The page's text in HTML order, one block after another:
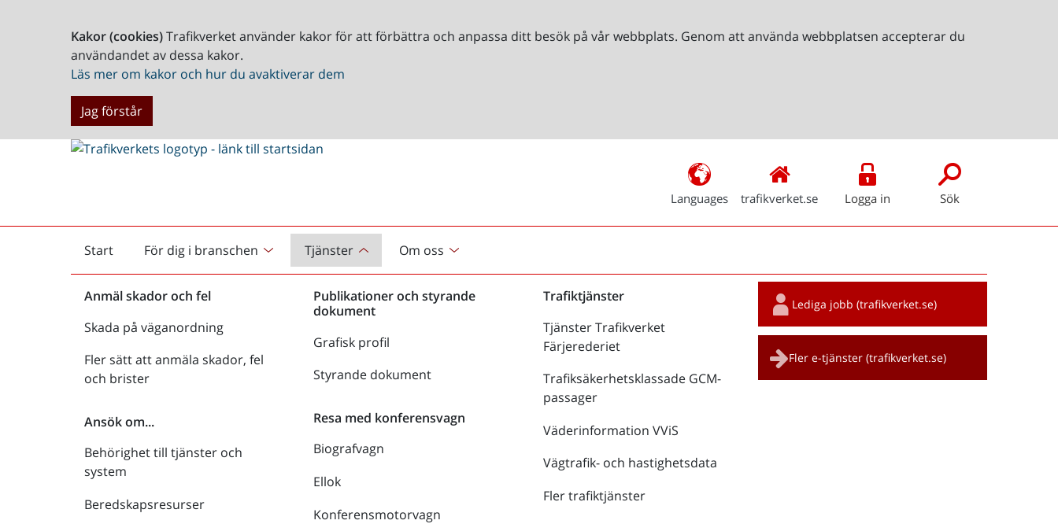
Kakor (cookies)Trafikverket använder kakor för att förbättra och anpassa ditt besök på vår webbplats. Genom att använda webbplatsen accepterar du
användandet av dessa kakor.
Läs mer om kakor och hur du avaktiverar dem
Jag förstår
Languages trafikverket.se Logga in Sök
Start
Startsida För dig i branschen Tjänster Om oss
Anmäl skador och fel
Skada på väganordning
Fler sätt att anmäla skador, fel
och brister
Ansök om...
Behörighet till tjänster och
system
Beredskapsresurser
Publikationer och styrande
dokument
Grafisk profil
Styrande dokument
Resa med konferensvagn
Biografvagn
Ellok
Konferensmotorvagn
Trafiktjänster
Tjänster Trafikverket
Färjerederiet
Trafiksäkerhetsklassade GCM-
passager
Väderinformation VViS
Vägtrafik- och hastighetsdata
Fler trafiktjänster
Snabblänkar
Lediga jobb (trafikverket.se)
Fler e-tjänster (trafikverket.se)